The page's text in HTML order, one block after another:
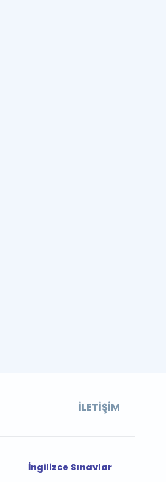
İLETIŞIM
İngilizce Sınavlar